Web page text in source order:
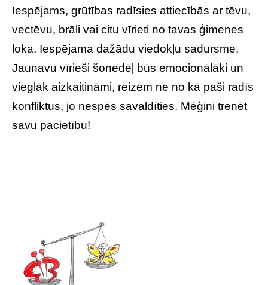
Iespējams, grūtības radīsies attiecībās ar tēvu,
vectēvu, brāli vai citu vīrieti no tavas ģimenes
loka. Iespējama dažādu viedokļu sadursme.
Jaunavu vīrieši šonedēļ būs emocionālāki un
vieglāk aizkaitināmi, reizēm ne no kā paši radīs
konfliktus, jo nespēs savaldīties. Mēģini trenēt
savu pacietību!